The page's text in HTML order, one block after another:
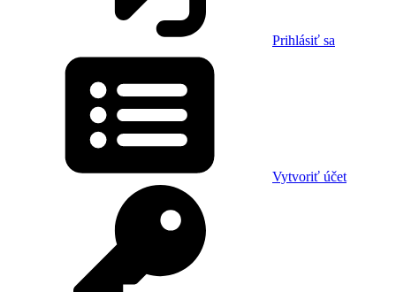
Prihlásiť sa
Vytvoriť účet